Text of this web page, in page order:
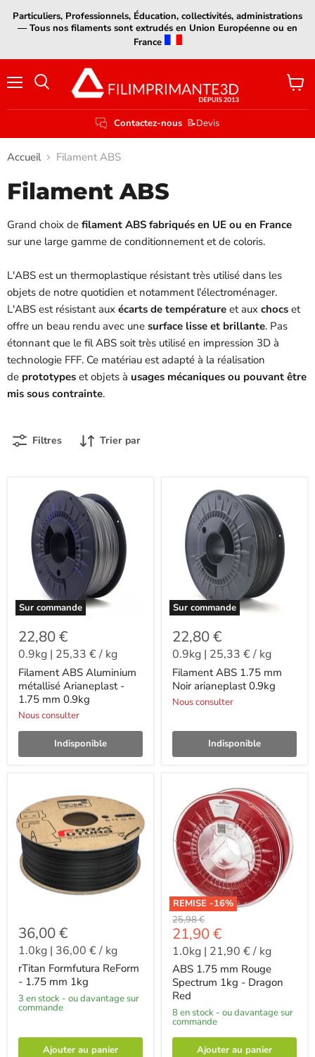
Particuliers, Professionnels, Éducation, collectivités, administrations
— Tous nos filaments sont extrudés en Union Européenne ou en
France
Contactez-nous 📝Devis
Voir
le
Accueil Filament ABS
Filament ABS
Grand choix de filament ABS fabriqués en UE ou en France
sur une large gamme de conditionnement et de coloris.
L'ABS est un thermoplastique résistant très utilisé dans les
objets de notre quotidien et notamment l'électroménager.
L'ABS est résistant aux écarts de température et aux chocs et
offre un beau rendu avec une surface lisse et brillante. Pas
étonnant que le fil ABS soit très utilisé en impression 3D à
technologie FFF. Ce matériau est adapté à la réalisation
de prototypes et objets à usages mécaniques ou pouvant être
mis sous contrainte.
Filtres Trier par
Sur commande
22,80 €
0.9kg | 25,33 €/ kg
Filament ABS Aluminium
métallisé Arianeplast -
1.75 mm 0.9kg
Nous consulter
Indisponible
Sur commande
22,80 €
0.9kg | 25,33 €/ kg
Filament ABS 1.75 mm
Noir arianeplast 0.9kg
Nous consulter
Indisponible
36,00 €
1.0kg | 36,00 €/ kg
rTitan Formfutura ReForm
- 1.75 mm 1kg
3 en stock - ou davantage sur
commande
Ajouter au panier
REMISE -16%
-
25,98 €
-
21,90 €
1.0kg | 21,90 €/ kg
ABS 1.75 mm Rouge
Spectrum 1kg - Dragon
Red
8 en stock - ou davantage sur
commande
Ajouter au panier